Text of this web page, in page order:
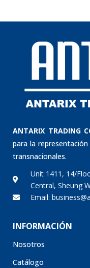
ANTARIX TRADING
para la
transnacionales.
Unit 1411, 14/
Central, Sheung
Email:
INFORMACIÓN
Nosotros
Catálogo